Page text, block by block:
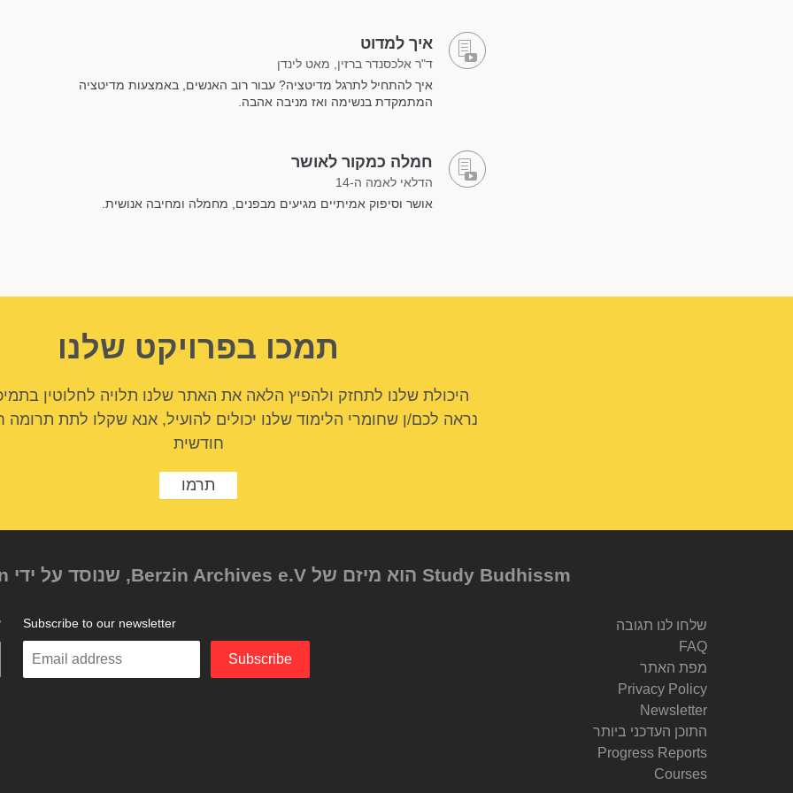
איך למדוט
ד"ר אלכסנדר ברזין, מאט לינדן
איך להתחיל לתרגל מדיטציה? עבור רוב האנשים, באמצעות מדיטציה
המתמקדת בנשימה ואז מניבה אהבה.
חמלה כמקור לאושר
הדלאי לאמה ה-14
אושר וסיפוק אמיתיים מגיעים מבפנים, מחמלה ומחיבה אנושית.
תמכו בפרויקט שלנו
היכולת שלנו לתחזק ולהפיץ הלאה את האתר שלנו תלויה לחלוטין
נראה לכם/ן שחומרי הלימוד שלנו יכולים להועיל, אנא שקלו לתת תרומה
חודשית
תרמו
Study Budhissm הוא מיזם של Berzin Archives e.V, שנוסד על ידי Dr. Alexander Berzin
שלחו לנו תגובה
FAQ
מפת האתר
Privacy Policy
Newsletter
התוכן העדכני ביותר
Progress Reports
Courses
Subscribe to our newsletter
Enter
Subscribe